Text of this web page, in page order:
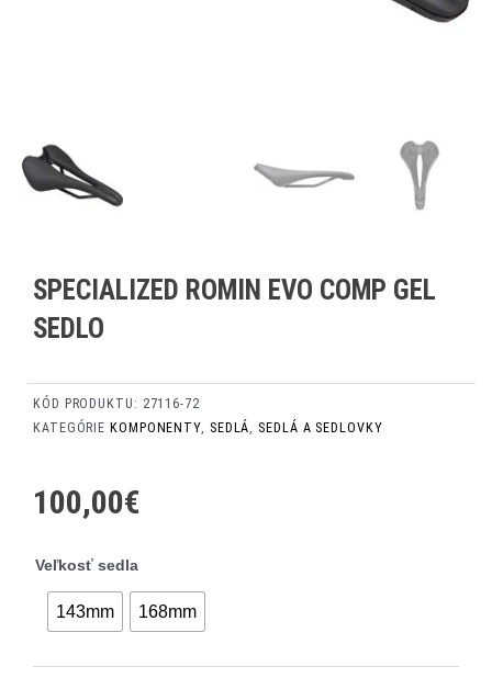
SPECIALIZED ROMIN EVO COMP GEL
SEDLO
KÓD PRODUKTU: 27116-72
KATEGÓRIE KOMPONENTY SEDLÁ SEDLÁ A SEDLOVKY
Veľkosť sedla
143mm 168mm
množstvo
Romin
EVO
100,00€